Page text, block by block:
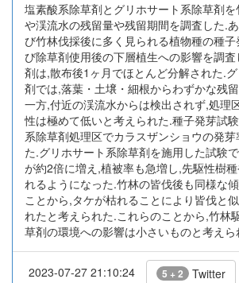
塩素酸系除草剤とグリホサート系除草剤
や渓流水の残留量や残留期間を調査した.
び竹林伐採後に多く見られる植物種の種子
び除草剤使用後の下層植生への影響を調
剤は,散布後1ヶ月でほとんど分解された.
剤では,落葉・土壌・細根からわずかな残
一方,付近の渓流水からは検出されず,処理
性は極めて低いと考えられた.種子発芽試
系除草剤処理区でカラスザンショウの発
た.グリホサート系除草剤を施用した試験
が約2倍に増え,植被率も急増し,先駆性樹
れるようになった.竹林の皆伐後も同様な
ことから,タケが枯れることにより皆伐と
れたと考えられた.これらのことから,竹林
草剤の環境への影響は小さいものと考えら
2023-07-27 21:10:24 5 + 2 Twitter